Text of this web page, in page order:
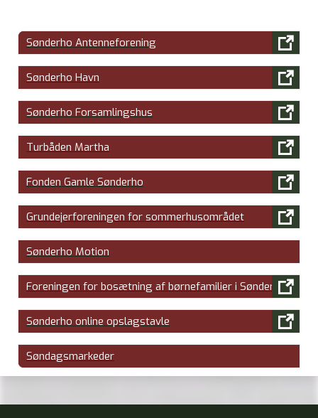
Sønderho Antenneforening 
Sønderho Havn 
Sønderho Forsamlingshus 
Turbåden Martha 
Fonden Gamle Sønderho 
Grundejerforeningen for sommerhusområdet 
Sønderho Motion
Foreningen for bosætning af børnefamilier i Sønderho
Sønderho online opslagstavle 
Søndagsmarkeder